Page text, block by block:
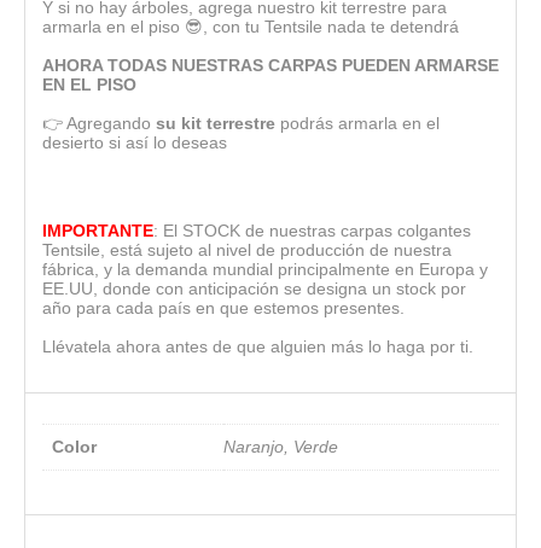
Y si no hay árboles, agrega nuestro kit terrestre para
armarla en el piso 😎, con tu Tentsile nada te detendrá
AHORA TODAS NUESTRAS CARPAS PUEDEN ARMARSE
EN EL PISO
👉 Agregando su kit terrestre podrás armarla en el
desierto si así lo deseas
IMPORTANTE: El STOCK de nuestras carpas colgantes
Tentsile, está sujeto al nivel de producción de nuestra
fábrica, y la demanda mundial principalmente en Europa y
EE.UU, donde con anticipación se designa un stock por
año para cada país en que estemos presentes.
Llévatela ahora antes de que alguien más lo haga por ti.
Color Naranjo, Verde